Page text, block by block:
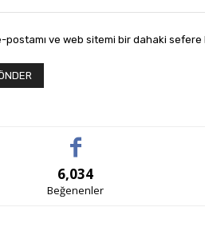
postamı ve web sitemi bir dahaki sefere
6,034
Beğenenler